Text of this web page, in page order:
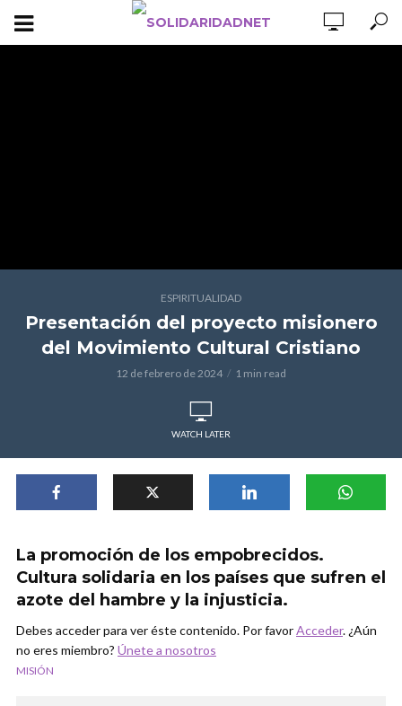
ESPIRITUALIDAD
Presentación del proyecto misionero
del Movimiento Cultural Cristiano
12 de febrero de 2024 1 min read
WATCH LATER
La promoción de los empobrecidos.
Cultura solidaria en los países que sufren el
azote del hambre y la injusticia.
Debes acceder para ver éste contenido. Por favorAcceder. ¿Aún
no eres miembro? Únete a nosotros
MISIÓN